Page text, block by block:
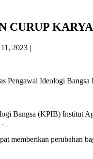
CURUP
2023 |
Pengawal Ideologi
Bangsa (KPIB) Institut
memberikan perubahan